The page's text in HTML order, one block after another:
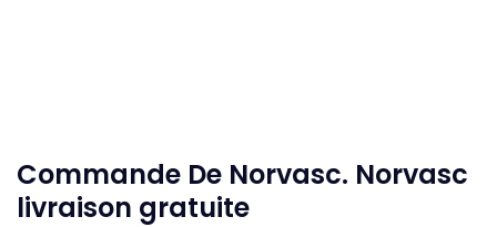
Commande De Norvasc. Norvasc
livraison gratuite